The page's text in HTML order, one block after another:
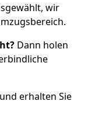
wir
Dann holen
erhalten Sie